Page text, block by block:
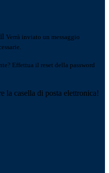
Verrà inviato un messaggio
Effettua il reset della password
la casella di posta elettronica!